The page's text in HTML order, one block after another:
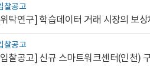
찰공고
찰공고
찰공고] 신규 스마트워크센터(인천)